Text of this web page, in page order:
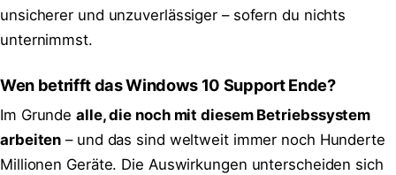
unsicherer und unzuverlässiger – sofern du nichts
unternimmst.
Wen betrifft das Windows 10 Support Ende?
Im Grundealle, die noch mit diesem Betriebssystem
arbeiten – und das sind weltweit immer noch Hunderte
Millionen Geräte. Die Auswirkungen unterscheiden sich